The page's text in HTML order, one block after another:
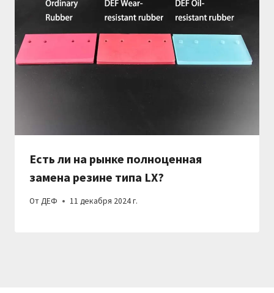
Есть ли на рынке полноценная
замена резине типа LX?
ОтДЕФ 11 декабря 2024 г.